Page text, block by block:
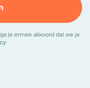
je ermee akkoord dat we je